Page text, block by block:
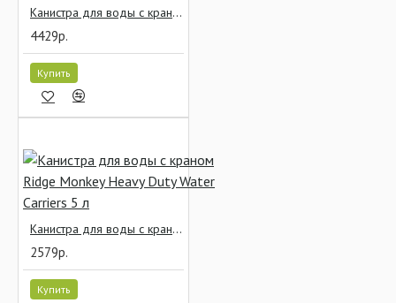
Канистра для воды с краном Ridge Monkey Heavy Duty Water Carriers 15 л
4429р.
Купить
Канистра для воды с краном Ridge Monkey Heavy Duty Water Carriers 5 л
2579р.
Купить